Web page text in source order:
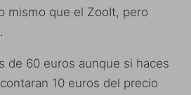
mismo que el ZooIt, pero
de 60 euros aunque si haces
10 euros del precio